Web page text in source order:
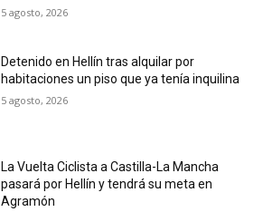
5 agosto, 2026
Detenido en Hellín tras alquilar por
habitaciones un piso que ya tenía inquilina
5 agosto, 2026
La Vuelta Ciclista a Castilla-La Mancha
pasará por Hellín y tendrá su meta en
Agramón